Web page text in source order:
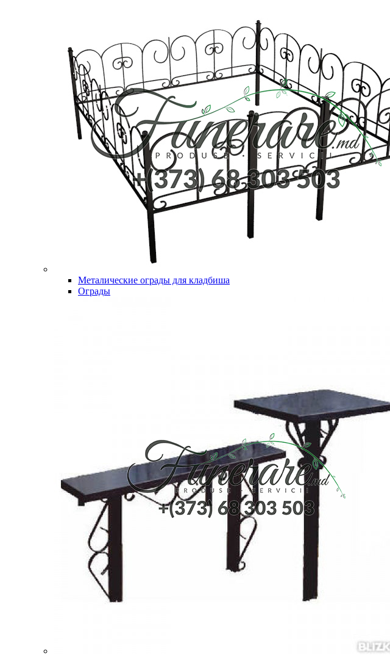
Металические ограды для кладбиша
Ограды